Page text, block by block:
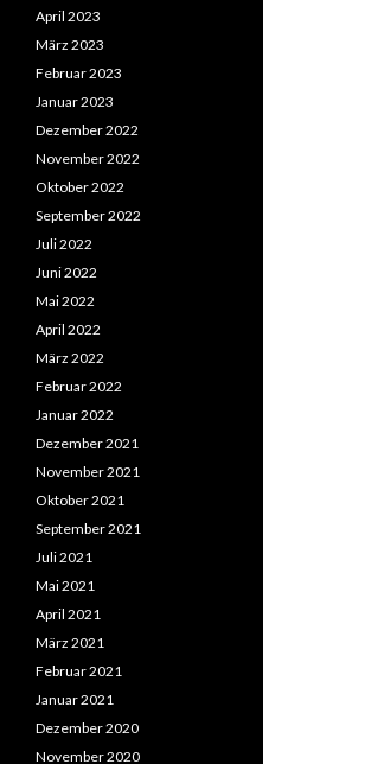
April 2023
März 2023
Februar 2023
Januar 2023
Dezember 2022
November 2022
Oktober 2022
September 2022
Juli 2022
Juni 2022
Mai 2022
April 2022
März 2022
Februar 2022
Januar 2022
Dezember 2021
November 2021
Oktober 2021
September 2021
Juli 2021
Mai 2021
April 2021
März 2021
Februar 2021
Januar 2021
Dezember 2020
November 2020